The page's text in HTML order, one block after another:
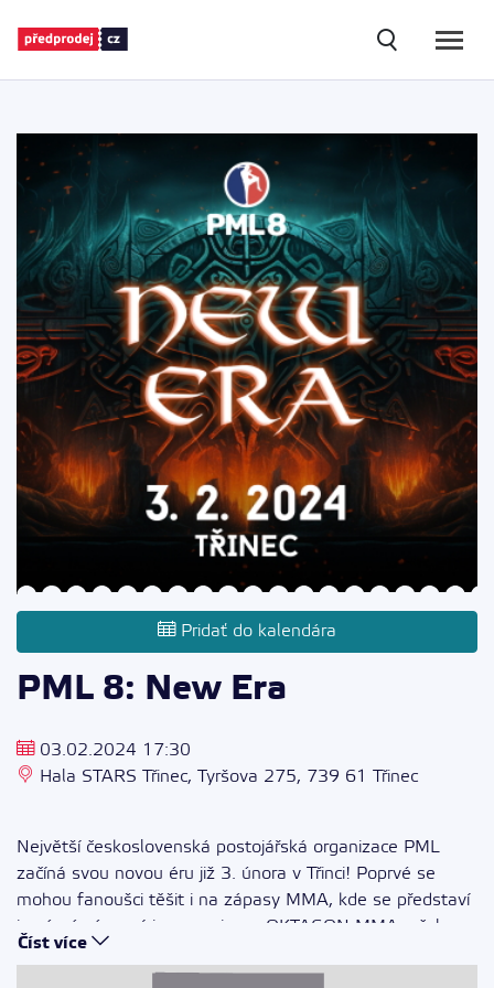
Pridať do kalendára
PML 8: New Era
03.02.2024 17:30
Hala STARS Třinec, Tyršova 275, 739 61 Třinec
Největší československá postojářská organizace PML
začíná svou novou éru již 3. února v Třinci! Poprvé se
mohou fanoušci těšit i na zápasy MMA, kde se představí
i známý zápasníci z organizace OKTAGON MMA v čele s
jedním z nejlepších slovenských MMA zápasníků,
Číst více